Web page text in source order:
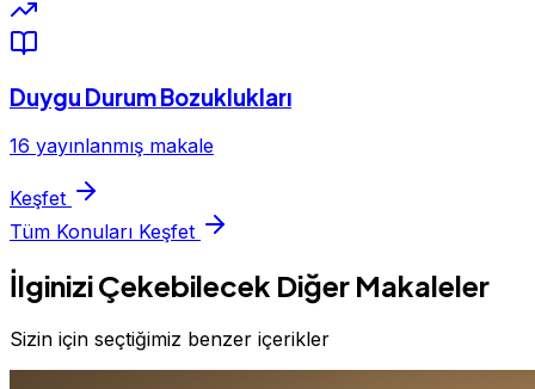
Duygu Durum Bozuklukları
16 yayınlanmış makale
Keşfet
Tüm Konuları Keşfet
İlginizi Çekebilecek Diğer Makaleler
Sizin için seçtiğimiz benzer içerikler